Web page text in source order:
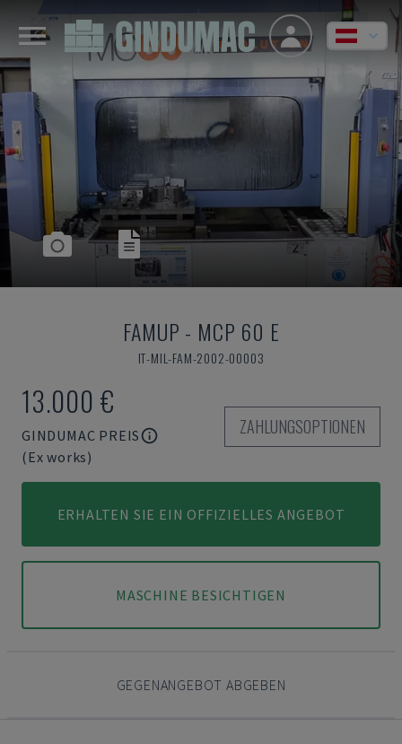
FAMUP - MCP 60 E
IT-MIL-FAM-2002-00003
13.000 €
GINDUMAC PREIS
(Ex works)
ZAHLUNGSOPTIONEN
ERHALTEN SIE EIN OFFIZIELLES ANGEBOT
MASCHINE BESICHTIGEN
GEGENANGEBOT ABGEBEN